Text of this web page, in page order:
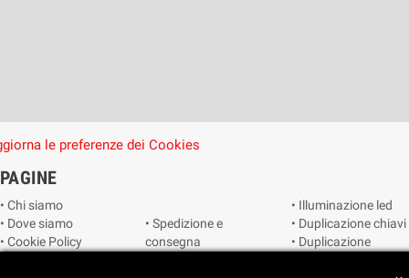
le preferenze dei Cookies
PAGINE
• Chi siamo
• Dove siamo
• Cookie Policy
• Spedizione e
consegna
• Illuminazione led
• Duplicazione chiavi
• Duplicazione